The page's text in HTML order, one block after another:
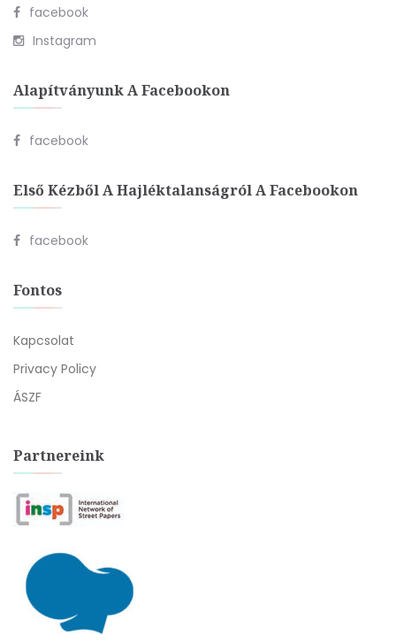
facebook
Instagram
Alapítványunk A Facebookon
facebook
Első Kézből A Hajléktalanságról A Facebookon
facebook
Fontos
Kapcsolat
Privacy Policy
ÁSZF
Partnereink